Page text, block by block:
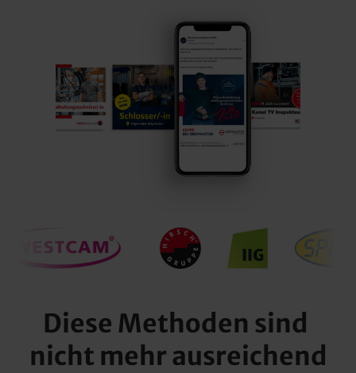
Diese Methoden sind
nicht mehr ausreichend